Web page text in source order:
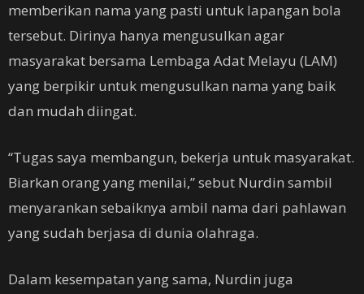
memberikan nama yang pasti untuk lapangan bola
tersebut. Dirinya hanya mengusulkan agar
masyarakat bersama Lembaga Adat Melayu (LAM)
yang berpikir untuk mengusulkan nama yang baik
dan mudah diingat.
“Tugas saya membangun, bekerja untuk masyarakat.
Biarkan orang yang menilai,” sebut Nurdin sambil
menyarankan sebaiknya ambil nama dari pahlawan
yang sudah berjasa di dunia olahraga.
Dalam kesempatan yang sama, Nurdin juga